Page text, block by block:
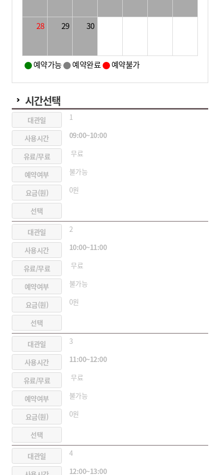
28 29 30
예약가능 예약완료 예약불가
시간선택
1
09:00~10:00
무료
불가능
0원
2
10:00~11:00
무료
불가능
0원
3
11:00~12:00
무료
불가능
0원
4
12:00~13:00